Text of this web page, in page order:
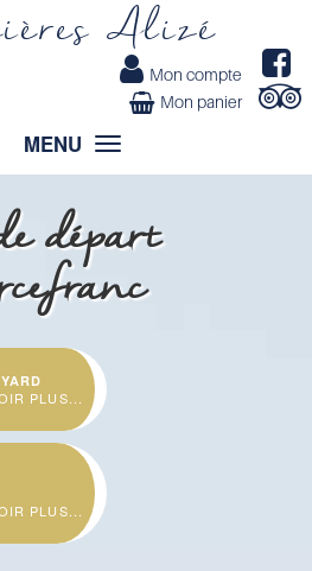
Alizé
Mon compte
Mon panier
MENU
Toggle
navigation
départ
PLUS...
PLUS...